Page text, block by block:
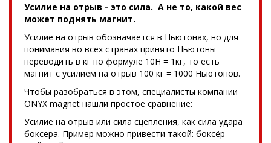
Усилие на отрыв - это сила. А не то, какой вес
может поднять магнит.
Усилие на отрыв обозначается в Ньютонах, но для
понимания во всех странах принято Ньютоны
переводить в кг по формуле 10Н = 1кг, то есть
магнит с усилием на отрыв 100 кг = 1000 Ньютонов.
Чтобы разобраться в этом, специалисты компании
ONYX magnet нашли простое сравнение:
Усилие на отрыв или сила сцепления, как сила удара
боксера. Пример можно привести такой: боксёр